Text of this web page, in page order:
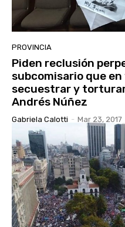
PROVINCIA
Piden reclusión
subcomisario que
secuestrar y
Andrés Núñez
Gabriela Calotti - Mar 23, 2017